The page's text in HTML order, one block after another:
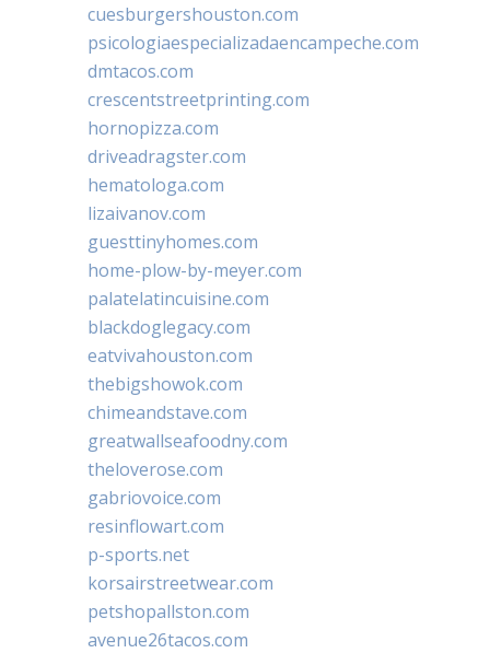
cuesburgershouston.com
psicologiaespecializadaencampeche.com
dmtacos.com
crescentstreetprinting.com
hornopizza.com
driveadragster.com
hematologa.com
lizaivanov.com
guesttinyhomes.com
home-plow-by-meyer.com
palatelatincuisine.com
blackdoglegacy.com
eatvivahouston.com
thebigshowok.com
chimeandstave.com
greatwallseafoodny.com
theloverose.com
gabriovoice.com
resinflowart.com
p-sports.net
korsairstreetwear.com
petshopallston.com
avenue26tacos.com